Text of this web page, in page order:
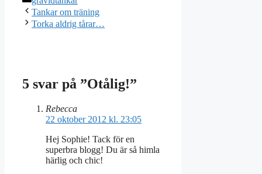
Tankar om träning
Torka aldrig tårar…
5 svar på ”Otålig!”
Rebecca
22 oktober 2012 kl. 23:05
Hej Sophie! Tack för en
superbra blogg! Du är så himla
härlig och chic!